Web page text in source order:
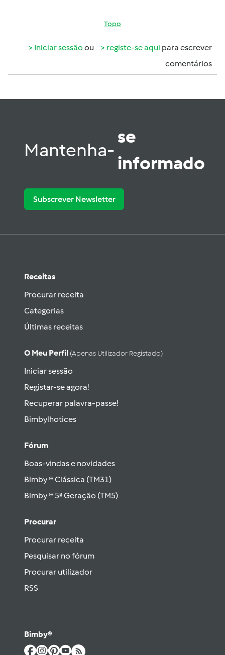
Topo
Iniciar sessão ou registe-se aqui para escrever
comentários
Mantenha-
se
informado
Subscrever Newsletter
Receitas
Procurar receita
Categorias
Últimas receitas
O Meu Perfil (apenas Utilizador Registado)
Iniciar sessão
Registar-se agora!
Recuperar palavra-passe!
Bimbylhotices
Fórum
Boas-vindas e novidades
Bimby ® Clássica (TM31)
Bimby ® 5ª Geração (TM5)
Procurar
Procurar receita
Pesquisar no fórum
Procurar utilizador
RSS
Bimby®